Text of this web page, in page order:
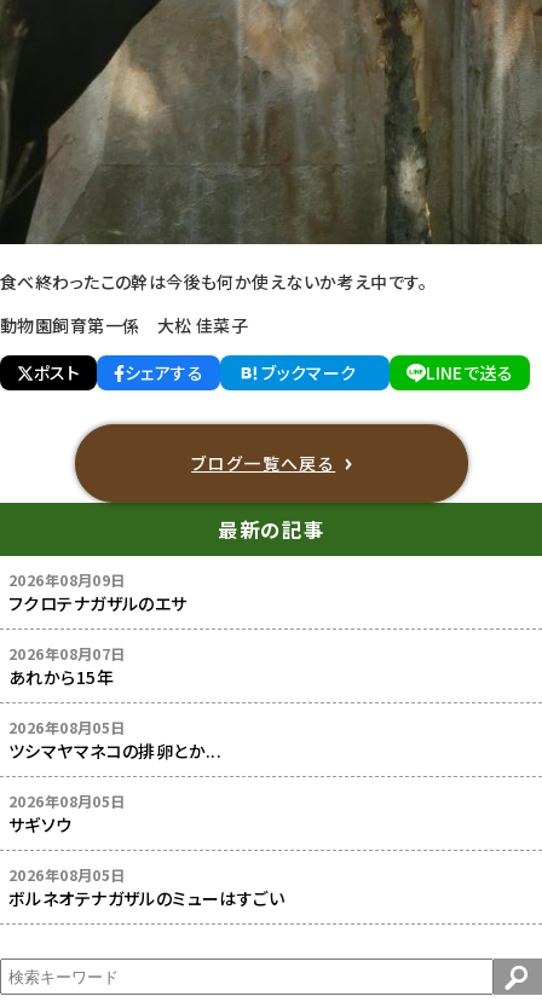
食べ終わったこの幹は今後も何か使えないか考え中です。
動物園飼育第一係 大松 佳菜子
ポスト
シェアする ブックマーク LINEで送る
ブログ一覧へ戻る
最新の記事
2026年08月09日
フクロテナガザルのエサ
2026年08月07日
あれから15年
2026年08月05日
ツシマヤマネコの排卵とか...
2026年08月05日
サギソウ
2026年08月05日
ボルネオテナガザルのミューはすごい